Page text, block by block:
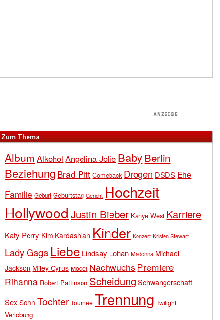
Zum Thema
Album Alkohol Angelina Jolie BabyBerlin
Beziehung Brad Pitt Comeback Drogen DSDS Ehe
Familie Geburt Geburtstag Gericht Hochzeit
Hollywood Justin Bieber Kanye West Karriere
Katy Perry Kim Kardashian Kinder Konzert Kristen Stewart
Lady Gaga Liebe Lindsay Lohan Madonna Michael
Jackson Miley Cyrus Model Nachwuchs Premiere
Rihanna Robert Pattinson Scheidung Schwangerschaft
Sex Sohn Tochter Tournee Trennung Twilight
Verlobung